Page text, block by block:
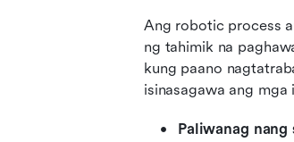
Ang robotic process
ng tahimik na
kung paano
isinasagawa ang
Paliwanag